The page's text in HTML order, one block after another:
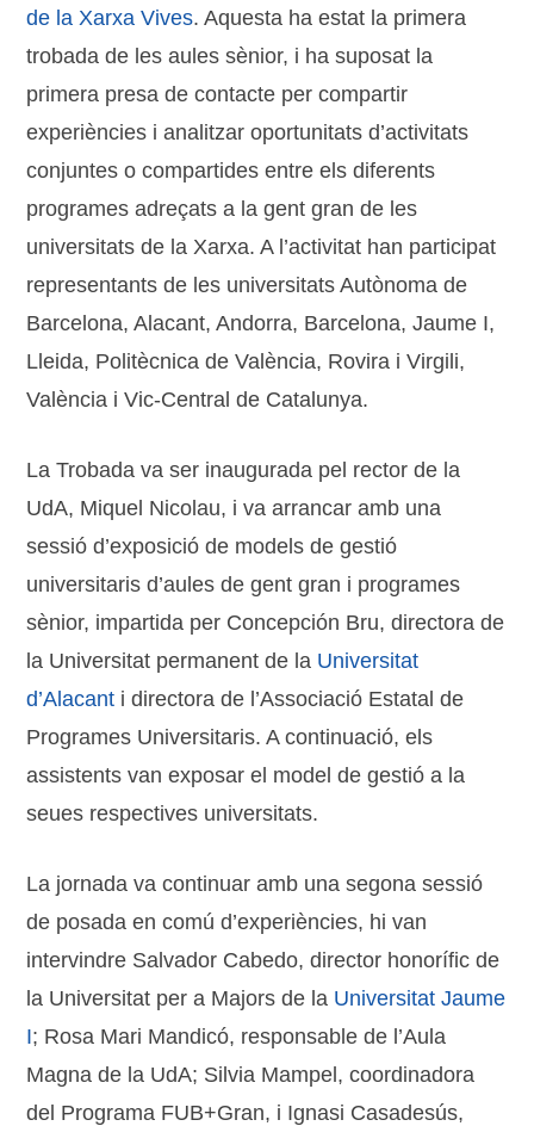
de la Xarxa Vives. Aquesta ha estat la primera
trobada de les aules sènior, i ha suposat la
primera presa de contacte per compartir
experiències i analitzar oportunitats d’activitats
conjuntes o compartides entre els diferents
programes adreçats a la gent gran de les
universitats de la Xarxa. A l’activitat han participat
representants de les universitats Autònoma de
Barcelona, Alacant, Andorra, Barcelona, Jaume I,
Lleida, Politècnica de València, Rovira i Virgili,
València i Vic-Central de Catalunya.
La Trobada va ser inaugurada pel rector de la
UdA, Miquel Nicolau, i va arrancar amb una
sessió d’exposició de models de gestió
universitaris d’aules de gent gran i programes
sènior, impartida per Concepción Bru, directora de
la Universitat permanent de la Universitat
d’Alacant i directora de l’Associació Estatal de
Programes Universitaris. A continuació, els
assistents van exposar el model de gestió a la
seues respectives universitats.
La jornada va continuar amb una segona sessió
de posada en comú d’experiències, hi van
intervindre Salvador Cabedo, director honorífic de
la Universitat per a Majors de la Universitat Jaume
I; Rosa Mari Mandicó, responsable de l’Aula
Magna de la UdA; Silvia Mampel, coordinadora
del Programa FUB+Gran, i Ignasi Casadesús,